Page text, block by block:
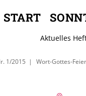
START
Aktuelles
1/2015 Wort-Gottes-